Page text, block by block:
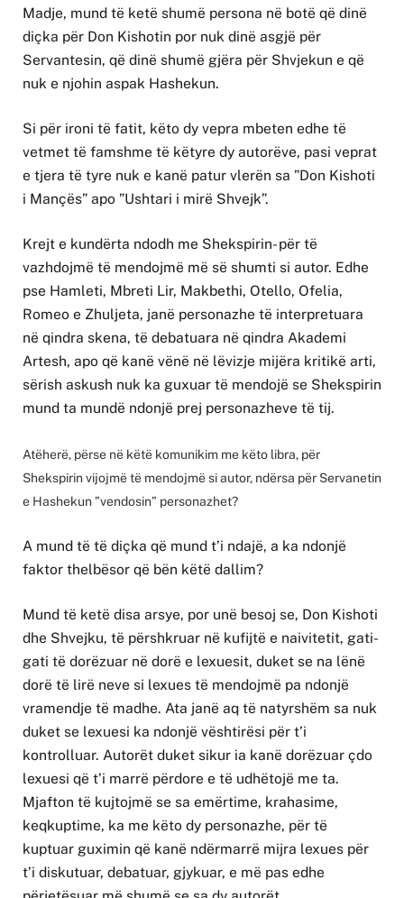
Madje, mund të ketë shumë persona në botë që dinë
diçka për Don Kishotin por nuk dinë asgjë për
Servantesin, që dinë shumë gjëra për Shvjekun e që
nuk e njohin aspak Hashekun.
Si për ironi të fatit, këto dy vepra mbeten edhe të
vetmet të famshme të këtyre dy autorëve, pasi veprat
e tjera të tyre nuk e kanë patur vlerën sa ”Don Kishoti
i Mançës” apo ”Ushtari i mirë Shvejk”.
Krejt e kundërta ndodh me Shekspirin- për të
vazhdojmë të mendojmë më së shumti si autor. Edhe
pse Hamleti, Mbreti Lir, Makbethi, Otello, Ofelia,
Romeo e Zhuljeta, janë personazhe të interpretuara
në qindra skena, të debatuara në qindra Akademi
Artesh, apo që kanë vënë në lëvizje mijëra kritikë arti,
sërish askush nuk ka guxuar të mendojë se Shekspirin
mund ta mundë ndonjë prej personazheve të tij.
Atëherë, përse në këtë komunikim me këto libra, për
Shekspirin vijojmë të mendojmë si autor, ndërsa për Servanetin
e Hashekun ”vendosin” personazhet?
A mund të të diçka që mund t’i ndajë, a ka ndonjë
faktor thelbësor që bën këtë dallim?
Mund të ketë disa arsye, por unë besoj se, Don Kishoti
dhe Shvejku, të përshkruar në kufijtë e naivitetit, gati-
gati të dorëzuar në dorë e lexuesit, duket se na lënë
dorë të lirë neve si lexues të mendojmë pa ndonjë
vramendje të madhe. Ata janë aq të natyrshëm sa nuk
duket se lexuesi ka ndonjë vështirësi për t’i
kontrolluar. Autorët duket sikur ia kanë dorëzuar çdo
lexuesi që t’i marrë përdore e të udhëtojë me ta.
Mjafton të kujtojmë se sa emërtime, krahasime,
keqkuptime, ka me këto dy personazhe, për të
kuptuar guximin që kanë ndërmarrë mijra lexues për
t’i diskutuar, debatuar, gjykuar, e më pas edhe